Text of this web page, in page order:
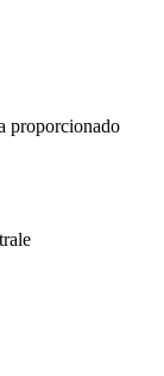
proporcionado